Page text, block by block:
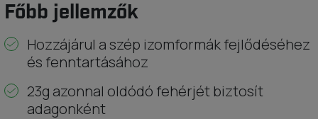
Főbb jellemzők
Hozzájárul a szép izomformák fejlődéséhez
és fenntartásához
23g azonnal oldódó fehérjét biztosít
adagonként